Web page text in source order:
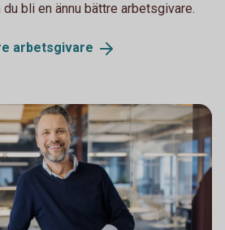
bli en ännu bättre arbetsgivare.
arbetsgivare